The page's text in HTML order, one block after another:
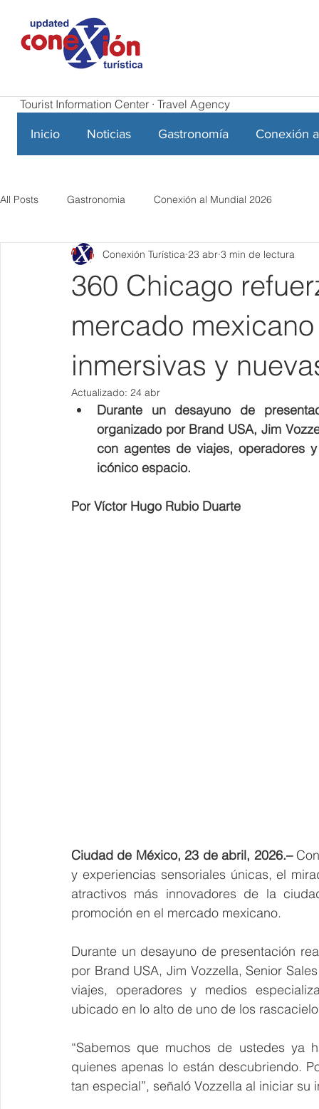
Tourist Information Center · Travel Agency
Inicio Noticias Gastronomía Conexión
All Posts Gastronomia Conexión al Mundial 2026
360 Chicago
mercado
inmersivas y
Conexión Turística 23 abr 3 min de lectura
Actualizado: 24 abr
Durante un desayuno de
organizado por Brand USA, Jim
con agentes de viajes, operadores
icónico espacio.
Por Víctor Hugo Rubio Duarte
Ciudad de México, 23 de abril, 2026.–
y experiencias sensoriales únicas, el
atractivos más innovadores de la
promoción en el mercado mexicano.
Durante un desayuno de presentación
por Brand USA, Jim Vozzella, Senior
viajes, operadores y medios
ubicado en lo alto de uno de los
“Sabemos que muchos de ustedes ya
quienes apenas lo están descubriendo.
tan especial”, señaló Vozzella al iniciar su